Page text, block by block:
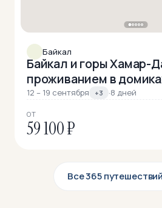
Байкал
Байкал и горы Хамар-
проживанием в
12 – 19 сентября +3 ·8 дней
ОТ
59 100 ₽
Все 365